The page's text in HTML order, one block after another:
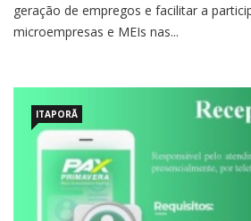
geração de empregos e facilitar a
microempresas e MEIs nas...
ITAPORÃ